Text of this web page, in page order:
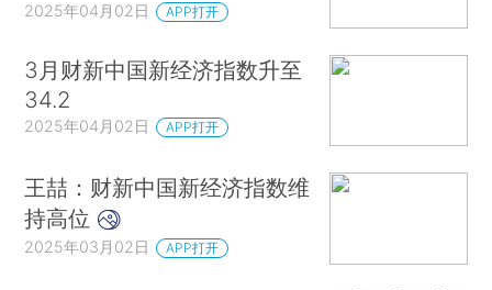
2025年04月02日 APP打开
3月财新中国新经济指数升至
34.2
2025年04月02日 APP打开
王喆：财新中国新经济指数维
持高位
2025年03月02日 APP打开